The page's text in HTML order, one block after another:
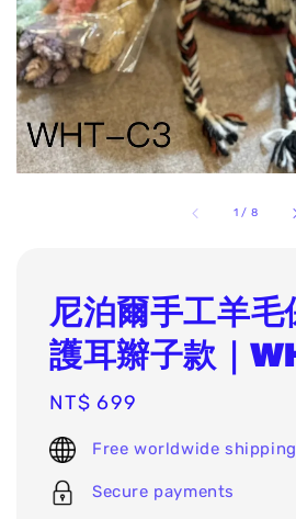
1 / 8
尼泊爾手工羊毛
護耳辮子款｜
Regular
price
NT$ 699
Free worldwide shipping
Secure payments